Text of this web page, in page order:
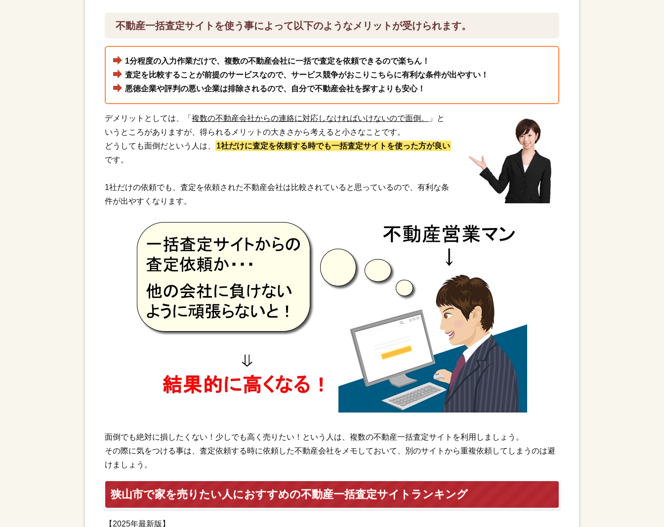
不動産一括査定サイトを使う事によって以下のようなメリットが受けられます。
1分程度の入力作業だけで、複数の不動産会社に一括で査定を依頼できるので楽ちん！
査定を比較することが前提のサービスなので、サービス競争がおこりこちらに有利な条件が出やすい！
悪徳企業や評判の悪い企業は排除されるので、自分で不動産会社を探すよりも安心！
デメリットとしては、「複数の不動産会社からの連絡に対応しなければいけないので面倒。
」と
いうところがありますが、得られるメリットの大きさから考えると小さなことです。
どうしても面倒だという人は、
1社だけに査定を依頼する時でも一括査定サイトを使った方が良い
です。
1社だけの依頼でも、査定を依頼された不動産会社は比較されていると思っているので、有利な条
件が出やすくなります。
面倒でも絶対に損したくない！少しでも高く売りたい！という人は、複数の不動産一括査定サイトを利用しましょう。
その際に気をつける事は、査定依頼する時に依頼した不動産会社をメモしておいて、別のサイトから重複依頼してしまうのは避
けましょう。
狭山市で家を売りたい人におすすめの不動産一括査定サイトランキング
【2025年最新版】